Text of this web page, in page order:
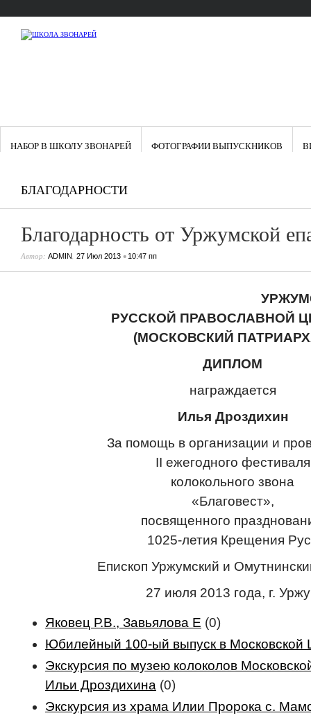
НАБОР В ШКОЛУ ЗВОНАРЕЙ ФОТОГРАФИИ ВЫПУСКНИКОВ
БЛАГОДАРНОСТИ
Благодарность от Уржумской
Автор: ADMIN, 27 Июл 2013 • 10:47 пп
РУССКОЙ ПРАВОСЛАВНОЙ
(МОСКОВСКИЙ
ДИПЛОМ
награждается
Илья Дроздихин
За помощь в организации и
II ежегодного фестиваля
колокольного звона
«Благовест»,
посвященного
1025-летия Крещения
Епископ Уржумский и
27 июля 2013 года, г.
Яковец Р.В., Завьялова Е (0)
Юбилейный 100-ый выпуск в Московской
Экскурсия по музею колоколов
Ильи Дроздихина (0)
Экскурсия из храма Илии Пророка с.